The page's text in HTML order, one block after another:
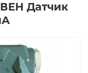
Датчик